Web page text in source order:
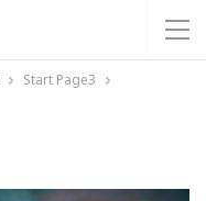
Start Page3